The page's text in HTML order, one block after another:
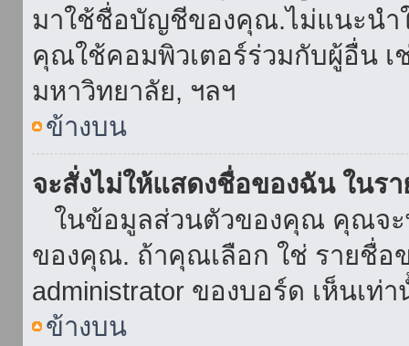
มาใช้ชื่อบัญชีของคุณ.ไม่แนะนำ
คุณใช้คอมพิวเตอร์ร่วมกับผู้อื่น เ
มหาวิทยาลัย, ฯลฯ
ข้างบน
จะสั่งไม่ให้แสดงชื่อของฉัน ในร
ในข้อมูลส่วนตัวของคุณ คุณจะ
ของคุณ. ถ้าคุณเลือก ใช่ รายชื่
administrator ของบอร์ด เห็นเ
ข้างบน